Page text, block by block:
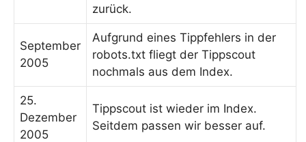
zurück.
September
2005
Aufgrund eines Tippfehlers in der
robots.txt fliegt der Tippscout
nochmals aus dem Index.
25.
Dezember
2005
Tippscout ist wieder im Index.
Seitdem passen wir besser auf.